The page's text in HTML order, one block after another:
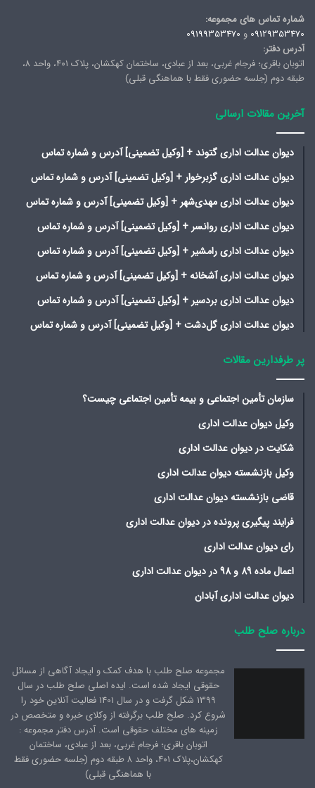
شماره تماس های مجموعه:
09129353470 و 09199353470
آدرس دفتر:
اتوبان باقری؛ فرجام غربی، بعد از عبادی، ساختمان کهکشان، پلاک ۴۰۱، واحد ۸،
طبقه دوم (جلسه حضوری فقط با هماهنگی قبلی)
آخرین مقالات ارسالی
دیوان عدالت اداری گتوند + [وکیل تضمینی] آدرس و شماره تماس
دیوان عدالت اداری گزبرخوار + [وکیل تضمینی] آدرس و شماره تماس
دیوان عدالت اداری مهدی‌شهر + [وکیل تضمینی] آدرس و شماره تماس
دیوان عدالت اداری روانسر + [وکیل تضمینی] آدرس و شماره تماس
دیوان عدالت اداری رامشیر + [وکیل تضمینی] آدرس و شماره تماس
دیوان عدالت اداری آشخانه + [وکیل تضمینی] آدرس و شماره تماس
دیوان عدالت اداری بردسیر + [وکیل تضمینی] آدرس و شماره تماس
دیوان عدالت اداری گل‌دشت + [وکیل تضمینی] آدرس و شماره تماس
پر طرفدارین مقالات
سازمان تأمین اجتماعی و بیمه تأمین اجتماعی چیست؟
وکیل دیوان عدالت اداری
شکایت در دیوان عدالت اداری
وکیل بازنشسته دیوان عدالت اداری
قاضی بازنشسته دیوان عدالت اداری
فرایند پیگیری پرونده در دیوان عدالت اداری
رای دیوان عدالت اداری
اعمال ماده 89 و 98 در دیوان عدالت اداری
دیوان عدالت اداری آبادان
درباره صلح طلب
مجموعه صلح طلب با هدف کمک و ایجاد آگاهی از مسائل
حقوقی ایجاد شده است. ایده اصلی صلح طلب در سال
1399 شکل گرفت و در سال 1401 فعالیت آنلاین خود را
شروع کرد. صلح طلب برگرفته از وکلای خبره و متخصص در
زمینه های مختلف حقوقی است. آدرس دفتر مجموعه :
اتوبان باقری؛ فرجام غربی، بعد از عبادی، ساختمان
کهکشان،پلاک ۴۰۱، واحد ۸ طبقه دوم (جلسه حضوری فقط
با هماهنگی قبلی)